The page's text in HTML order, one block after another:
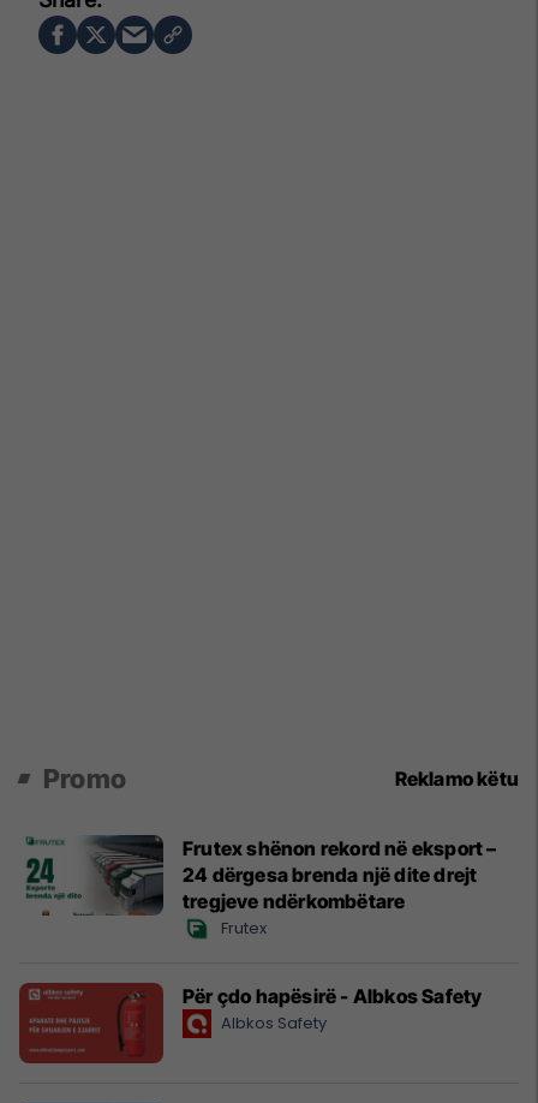
Promo Reklamo këtu
Frutex shënon rekord në eksport –
24 dërgesa brenda një dite drejt
tregjeve ndërkombëtare
Frutex
Për çdo hapësirë - Albkos Safety
Albkos Safety